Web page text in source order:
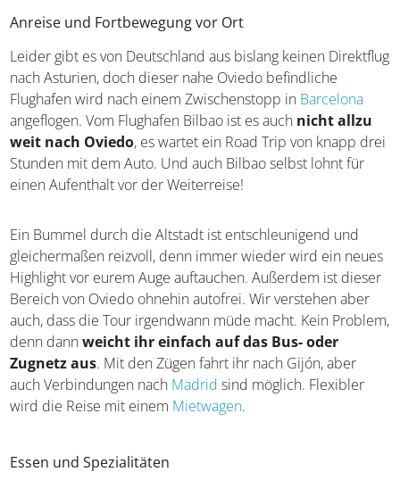
Anreise und Fortbewegung vor Ort
Leider gibt es von Deutschland aus bislang keinen Direktflug
nach Asturien, doch dieser nahe Oviedo befindliche
Flughafen wird nach einem Zwischenstopp in Barcelona
angeflogen. Vom Flughafen Bilbao ist es auch nicht allzu
weit nach Oviedo, es wartet ein Road Trip von knapp drei
Stunden mit dem Auto. Und auch Bilbao selbst lohnt für
einen Aufenthalt vor der Weiterreise!
Ein Bummel durch die Altstadt ist entschleunigend und
gleichermaßen reizvoll, denn immer wieder wird ein neues
Highlight vor eurem Auge auftauchen. Außerdem ist dieser
Bereich von Oviedo ohnehin autofrei. Wir verstehen aber
auch, dass die Tour irgendwann müde macht. Kein Problem,
denn dannweicht ihr einfach auf das Bus- oder
Zugnetz aus. Mit den Zügen fahrt ihr nach Gijón, aber
auch Verbindungen nach Madrid sind möglich. Flexibler
wird die Reise mit einem Mietwagen.
Essen und Spezialitäten